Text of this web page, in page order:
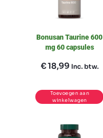
Bonusan Taurine 600
mg 60 capsules
€18,99 Inc. btw.
Toevoegen aan
winkelwagen